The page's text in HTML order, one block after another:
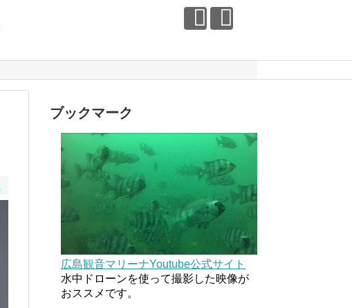
ブックマーク
広島観音マリーナYoutube公式サイト
水中ドローンを使って撮影した映像が
おススメです。